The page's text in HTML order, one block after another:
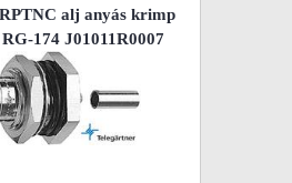
alj anyás krimp
174 J01011R0007